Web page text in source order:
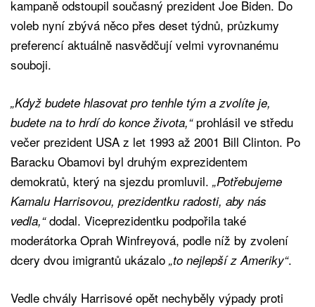
kampaně odstoupil současný prezident Joe Biden. Do
voleb nyní zbývá něco přes deset týdnů, průzkumy
preferencí aktuálně nasvědčují velmi vyrovnanému
souboji.
„Když budete hlasovat pro tenhle tým a zvolíte je,
budete na to hrdí do konce života,“prohlásil ve středu
večer prezident USA z let 1993 až 2001 Bill Clinton. Po
Baracku Obamovi byl druhým exprezidentem
demokratů, který na sjezdu promluvil. „Potřebujeme
Kamalu Harrisovou, prezidentku radosti, aby nás
vedla,“dodal. Viceprezidentku podpořila také
moderátorka Oprah Winfreyová, podle níž by zvolení
dcery dvou imigrantů ukázalo „to nejlepší z Ameriky“.
Vedle chvály Harrisové opět nechyběly výpady proti